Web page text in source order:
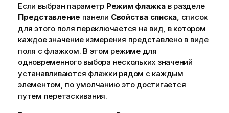
Если выбран параметр Режим флажкав разделе
Представление панели Свойства списка, список
для этого поля переключается на вид, в котором
каждое значение измерения представлено в виде
поля с флажком. В этом режиме для
одновременного выбора нескольких значений
устанавливаются флажки рядом с каждым
элементом, по умолчанию это достигается
путем перетаскивания.